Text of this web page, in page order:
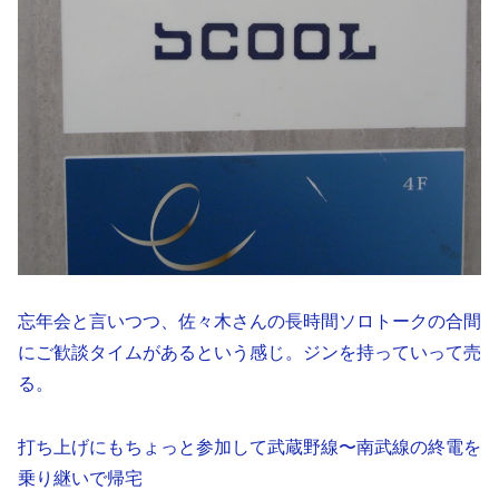
忘年会と言いつつ、佐々木さんの長時間ソロトークの合間
にご歓談タイムがあるという感じ。ジンを持っていって売
る。
打ち上げにもちょっと参加して武蔵野線〜南武線の終電を
乗り継いで帰宅